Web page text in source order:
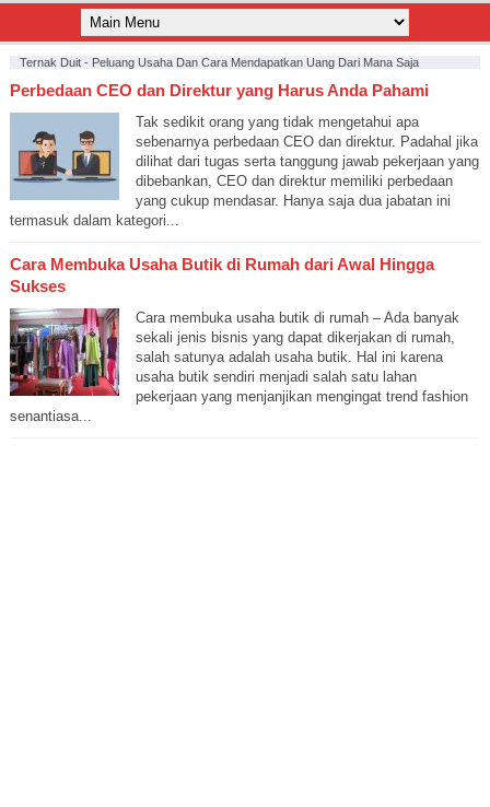
Ternak Duit - Peluang Usaha Dan Cara Mendapatkan Uang Dari Mana Saja
Perbedaan CEO dan Direktur yang Harus Anda Pahami
Tak sedikit orang yang tidak mengetahui apa
sebenarnya perbedaan CEO dan direktur. Padahal jika
dilihat dari tugas serta tanggung jawab pekerjaan yang
dibebankan, CEO dan direktur memiliki perbedaan
yang cukup mendasar. Hanya saja dua jabatan ini
termasuk dalam kategori...
Cara Membuka Usaha Butik di Rumah dari Awal Hingga
Sukses
Cara membuka usaha butik di rumah – Ada banyak
sekali jenis bisnis yang dapat dikerjakan di rumah,
salah satunya adalah usaha butik. Hal ini karena
usaha butik sendiri menjadi salah satu lahan
pekerjaan yang menjanjikan mengingat trend fashion
senantiasa...